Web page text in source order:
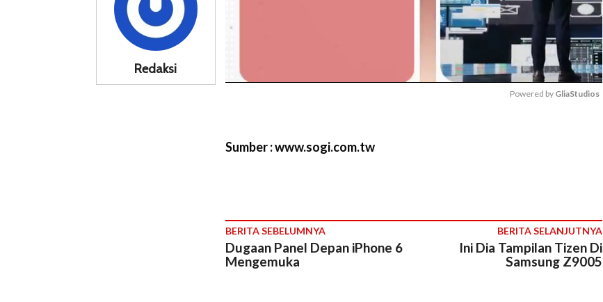
Redaksi
Powered by GliaStudios
Sumber : www.sogi.com.tw
BERITA SEBELUMNYA
Dugaan Panel Depan iPhone 6
Mengemuka
BERITA SELANJUTNYA
Ini Dia Tampilan Tizen Di
Samsung Z9005